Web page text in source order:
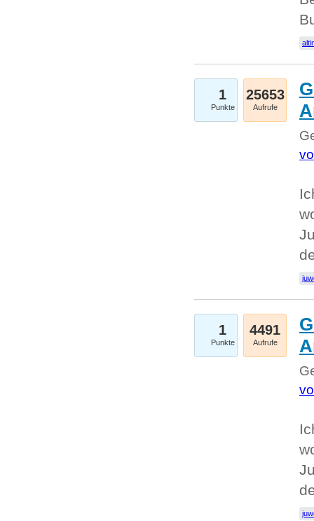
1
Punkte
25653
Aufrufe
1
Punkte
4491
Aufrufe